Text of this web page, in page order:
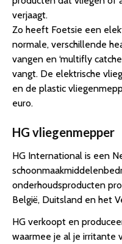
verjaagt.
Zo heeft Foetsie een
normale, verschillende
vangen en ‘multifly
vangt. De elektrische
en de plastic
euro.
HG vliegenmepper
HG International is een
onderhoudsproducten
België, Duitsland en het
HG verkoopt en
waarmee je al je irritante